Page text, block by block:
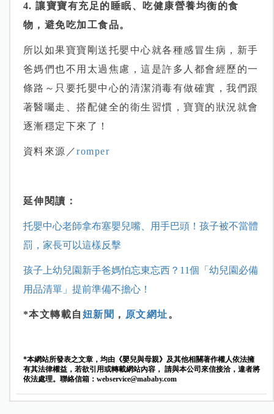
4. 讓寶寶有充足的睡眠、吃健康營養均衡的食
物，避免吃加工食品。
所以如果寶寶剛送托嬰中心就各種感冒生病，新手
爸媽們也不用太過焦慮，這是許多人都會經歷的一
條路～只要托嬰中心的清潔消毒有做確實，我們跟
著醫囑走、搭配健全的衛生習慣，寶寶的狀況就會
逐漸穩定下來了！
資料來源／romper
延伸閱讀：
托嬰中心老師拿布塞嬰兒嘴、用手巴頭！孩子被不當體
罰，家長可以這樣反擊
孩子上幼兒園新手爸媽怕忘東忘西？11個「幼兒園必備
用品清單」提前準備不擔心！
*本文轉載自 妞新聞 ， 原文網址。
*本網站所發表之文章，均由《嬰兒與母親》及其他相關著作權人依法擁
有其法律權益，若欲引用或轉載網站內容， 請與本公司來信接洽，違者將
依法處理。聯絡信箱： webservice@mababy.com